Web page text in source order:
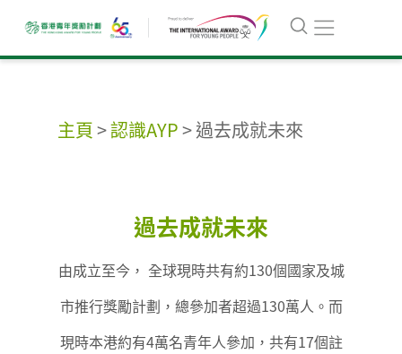
主頁>認識AYP>過去成就未來
過去成就未來
由成立至今， 全球現時共有約130個國家及城
市推行獎勵計劃，總參加者超過130萬人。而
現時本港約有4萬名青年人參加，共有17個註